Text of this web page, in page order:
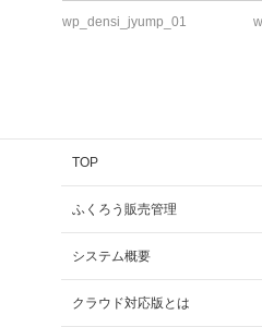
wp_densi_jyump_01
TOP
ふくろう販売管理
システム概要
クラウド対応版とは